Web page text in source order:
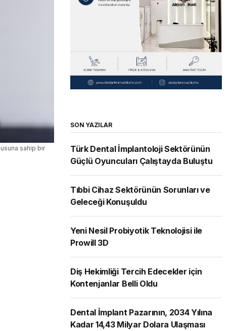
sahip bir
SON YAZILAR
Türk Dental İmplantoloji Sektörünün
Güçlü Oyuncuları Çalıştayda Buluştu
Tıbbi Cihaz Sektörünün Sorunları ve
Geleceği Konuşuldu
Yeni Nesil Probiyotik Teknolojisi ile
Prowill 3D
Diş Hekimliği Tercih Edecekler için
Kontenjanlar Belli Oldu
Dental İmplant Pazarının, 2034 Yılına
Kadar 14,43 Milyar Dolara Ulaşması